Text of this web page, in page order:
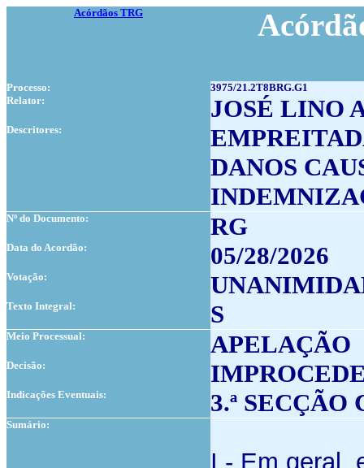
Acórdãos TRG
Processo:
3975/21.2T8BRG.G1
Relator:
JOSÉ LINO
Descritores:
DANOS
Nº do Documento: RG
Data do Acordão: 05/28/2026
Votação:
Texto Integral: S
Meio Processual: APELAÇÃO
Decisão:
Indicações Eventuais: 3.ª SECÇÃO
Sumário:
I - Em geral,